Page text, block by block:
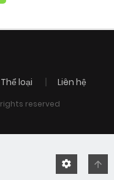
Thể loại Liên hệ
rights reserved